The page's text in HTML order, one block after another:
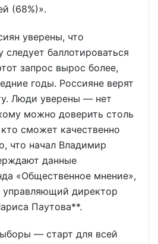
(68%)».
уверены, что
баллотироваться
запрос вырос более,
годы. Россияне верят
Люди уверены — нет
можно доверить столь
сможет качественно
что начал Владимир
данные
«Общественное мнение»,
управляющий директор
Паутова**.
— старт для всей